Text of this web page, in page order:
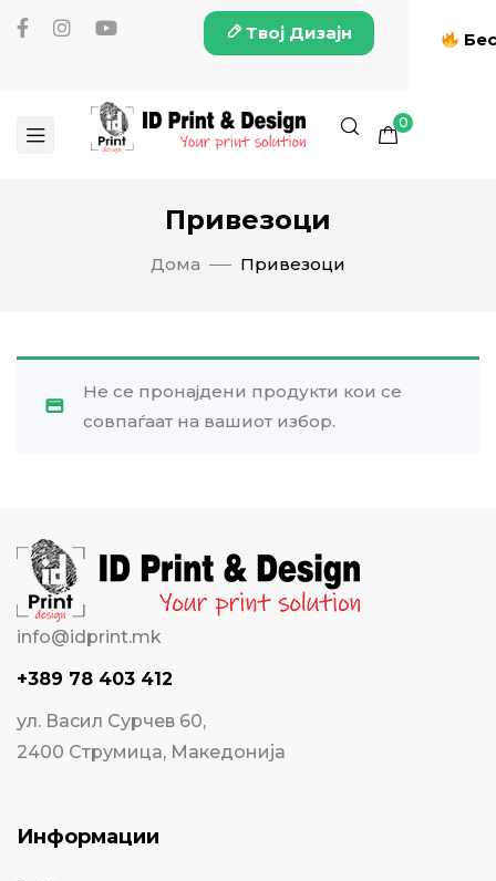
Твој Дизајн
0
Привезоци
Дома Привезоци
Не се пронајдени продукти кои се
совпаѓаат на вашиот избор.
info@idprint.mk
+389 78 403 412
ул. Васил Сурчев 60,
2400 Струмица, Македонија
Информации